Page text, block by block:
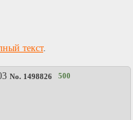
текст.
No. 1498826 500